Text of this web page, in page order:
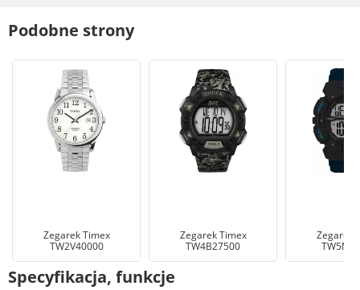
Podobne strony
Zegarek Timex
TW2V40000
Zegarek Timex
TW4B27500
Zegarek
Specyfikacja, funkcje